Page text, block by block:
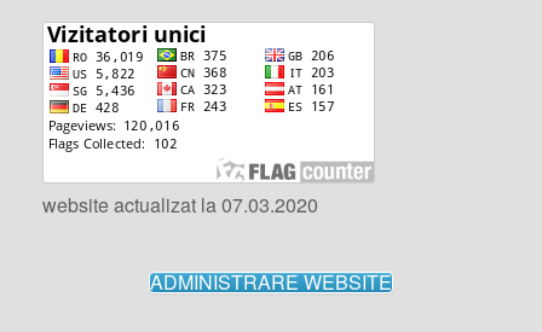
website actualizat la 07.03.2020
ADMINISTRARE WEBSITE